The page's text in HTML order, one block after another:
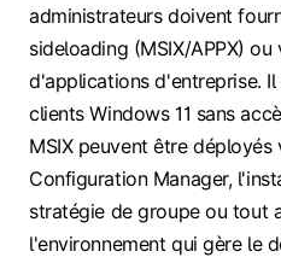
administrateurs doivent
sideloading (MSIX/APPX)
d'applications d'entreprise.
clients Windows 11 sans
MSIX peuvent être
Configuration Manager,
stratégie de groupe ou tout
l'environnement qui gère le